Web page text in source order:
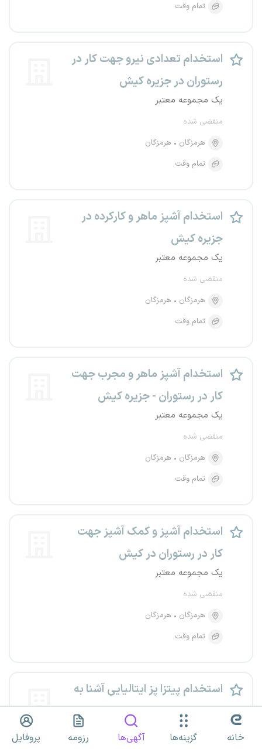
تمام وقت
استخدام تعدادی نیرو جهت کار در
رستوران در جزیره کیش
یک مجموعه معتبر
منقضی شده
هرمزگان
هرمزگان
تمام وقت
استخدام آشپز ماهر و کارکرده در
جزیره کیش
یک مجموعه معتبر
منقضی شده
هرمزگان
هرمزگان
تمام وقت
استخدام آشپز ماهر و مجرب جهت
کار در رستوران - جزیره کیش
یک مجموعه معتبر
منقضی شده
هرمزگان
هرمزگان
تمام وقت
استخدام آشپز و کمک آشپز جهت
کار در رستوران در کیش
یک مجموعه معتبر
منقضی شده
هرمزگان
هرمزگان
تمام وقت
استخدام پیتزا پز ایتالیایی آشنا به
پاستا در جزیره کیش
یک مجموعه معتبر
خانه گزینه‌ها آگهی‌ها رزومه پروفایل